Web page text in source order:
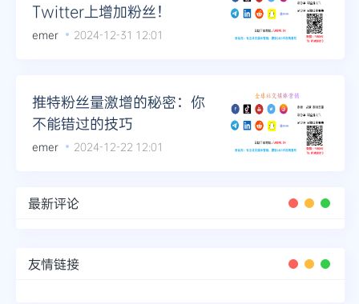
Twitter上增加粉丝！
emer 2024-12-31 12:01
推特粉丝量激增的秘密：你
不能错过的技巧
emer 2024-12-22 12:01
最新评论
友情链接